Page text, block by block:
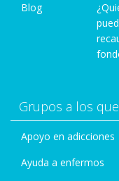
Blog
Grupos a los
Apoyo en adicciones
Ayuda a enfermos